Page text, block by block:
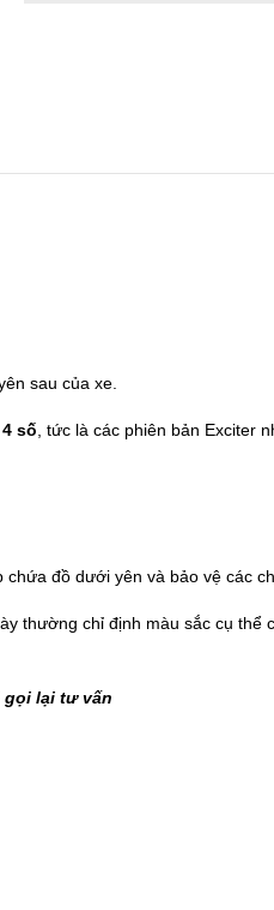
sau của xe.
số , tức là các phiên bản Exciter
đồ dưới yên và bảo vệ các
thường chỉ định màu sắc cụ
gọi lại tư vấn